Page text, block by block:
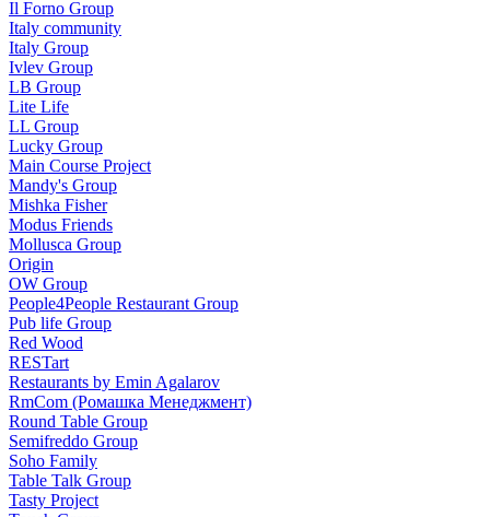
Il Forno Group
Italy community
Italy Group
Ivlev Group
LB Group
Lite Life
LL Group
Lucky Group
Main Course Project
Mandy's Group
Mishka Fisher
Modus Friends
Mollusca Group
Origin
OW Group
People4People Restaurant Group
Pub life Group
Red Wood
RESTart
Restaurants by Emin Agalarov
RmCom (Ромашка Менеджмент)
Round Table Group
Semifreddo Group
Soho Family
Table Talk Group
Tasty Project